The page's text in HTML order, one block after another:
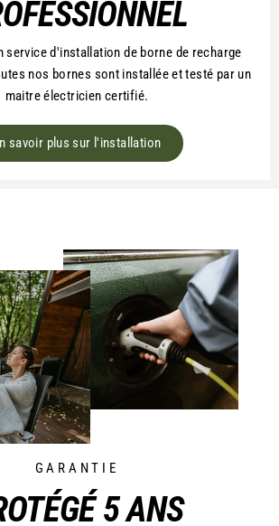
service d'installation de borne de recharge
nos bornes sont installée et testé par un
maitre électricien certifié.
savoir plus sur l'installation
GARANTIE
5 ANS